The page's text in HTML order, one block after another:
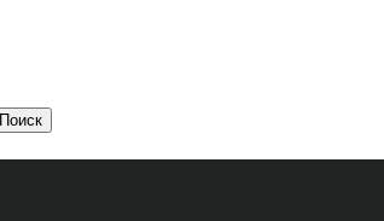
Поиск